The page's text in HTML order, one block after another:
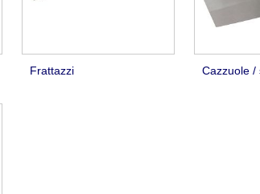
Frattazzi Cazzuole /